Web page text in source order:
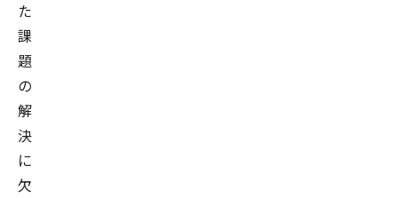
た
課
題
の
解
決
に
欠